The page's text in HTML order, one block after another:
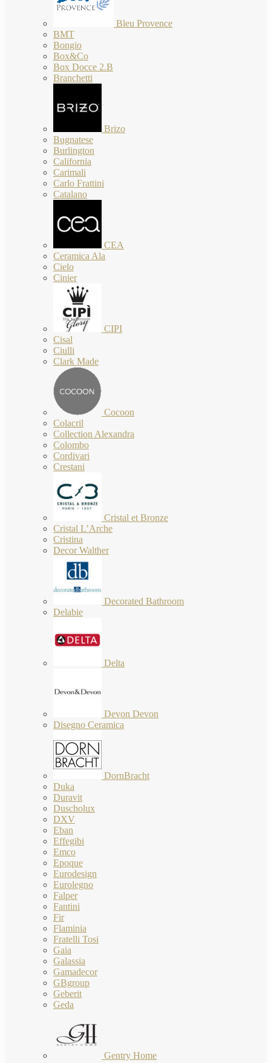
Bleu Provence
BMT
Bongio
Box&Co
Box Docce 2.B
Branchetti
Brizo
Bugnatese
Burlington
California
Carimali
Carlo Frattini
Catalano
CEA
Ceramica Ala
Cielo
Cinier
CIPI
Cisal
Ciulli
Clark Made
Cocoon
Colacril
Collection Alexandra
Colombo
Cordivari
Crestani
Cristal et Bronze
Cristal L’Arche
Cristina
Decor Walther
Decorated Bathroom
Delabie
Delta
Devon Devon
Disegno Ceramica
DornBracht
Duka
Duravit
Duscholux
DXV
Eban
Effegibi
Emco
Epoque
Eurodesign
Eurolegno
Falper
Fantini
Fir
Flaminia
Fratelli Tosi
Gaia
Galassia
Gamadecor
GBgroup
Geberit
Geda
Gentry Home